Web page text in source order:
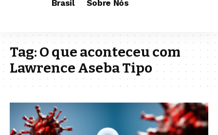
Brasil Sobre Nós
Tag:O que aconteceu com
Lawrence Aseba Tipo